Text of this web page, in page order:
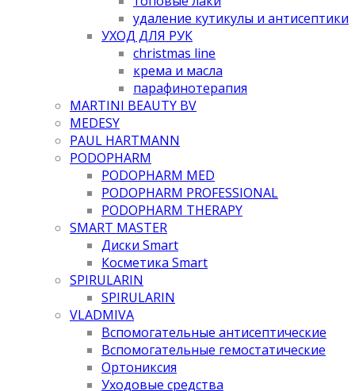
удаление кутикулы и антисептики
УХОД ДЛЯ РУК
christmas line
крема и масла
парафинотерапия
MARTINI BEAUTY BV
MEDESY
PAUL HARTMANN
PODOPHARM
PODOPHARM MED
PODOPHARM PROFESSIONAL
PODOPHARM THERAPY
SMART MASTER
Диски Smart
Косметика Smart
SPIRULARIN
SPIRULARIN
VLADMIVA
Вспомогательные антисептические
Вспомогательные гемостатические
Ортониксия
Уходовые средства